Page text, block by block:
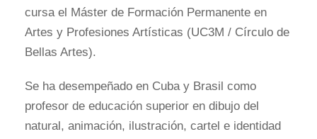
cursa el Máster de Formación Permanente en
Artes y Profesiones Artísticas (UC3M / Círculo de
Bellas Artes).
Se ha desempeñado en Cuba y Brasil como
profesor de educación superior en dibujo del
natural, animación, ilustración, cartel e identidad